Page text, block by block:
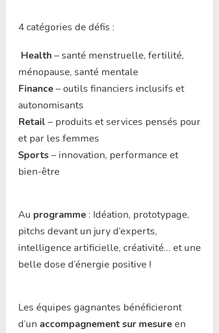
4 catégories de défis :
Health – santé menstruelle, fertilité,
ménopause, santé mentale
Finance– outils financiers inclusifs et
autonomisants
Retail – produits et services pensés pour
et par les femmes
Sports – innovation, performance et
bien-être
Au programme : Idéation, prototypage,
pitchs devant un jury d’experts,
intelligence artificielle, créativité… et une
belle dose d’énergie positive !
Les équipes gagnantes bénéficieront
d’un accompagnement sur mesure en